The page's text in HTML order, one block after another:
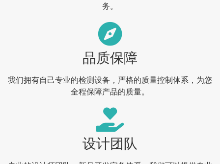
务。
品质保障
我们拥有自己专业的检测设备，严格的质量控制体系，为您
全程保障产品的质量。
设计团队